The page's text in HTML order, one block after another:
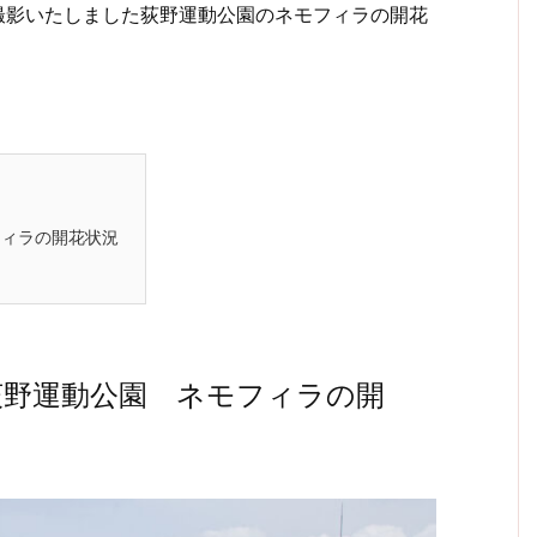
いたしました荻野運動公園のネモフィラの開花
ラの開花状況
運動公園 ネモフィラの開